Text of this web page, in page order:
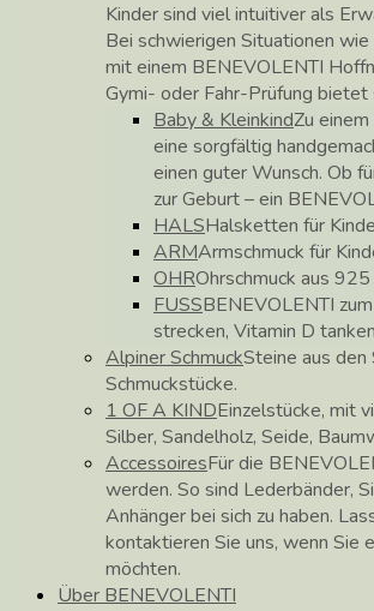
Kinder sind viel intuitiver als
Bei schwierigen Situationen
mit einem BENEVOLENTI
Gymi- oder Fahr-Prüfung bietet
Baby & KleinkindZu
eine sorgfältig
einen guter Wunsch. Ob
zur Geburt – ein
HALSHalsketten für
ARMArmschmuck für
OHROhrschmuck aus
FUSSBENEVOLENTI
strecken, Vitamin D
Alpiner SchmuckSteine aus
Schmuckstücke.
1 OF A KINDEinzelstücke, mit
Silber, Sandelholz, Seide,
AccessoiresFür die
werden. So sind Lederbänder,
Anhänger bei sich zu haben.
kontaktieren Sie uns, wenn Sie
möchten.
Über BENEVOLENTI